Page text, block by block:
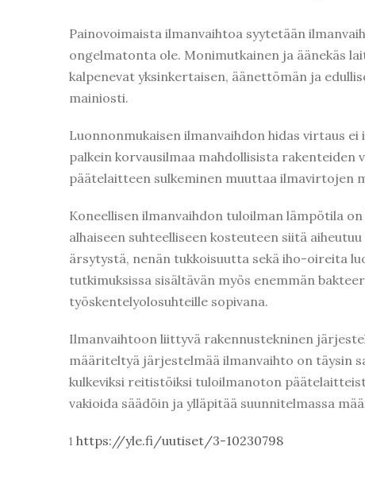
Painovoimaista ilmanvaihtoa syytetään
ongelmatonta ole. Monimutkainen ja äänekäs
kalpenevat yksinkertaisen, äänettömän ja
mainiosti.
Luonnonmukaisen ilmanvaihdon hidas virtaus
palkein korvausilmaa mahdollisista
päätelaitteen sulkeminen muuttaa ilmavirtojen
Koneellisen ilmanvaihdon tuloilman lämpötila
alhaiseen suhteelliseen kosteuteen siitä
ärsytystä, nenän tukkoisuutta sekä iho-oireita
tutkimuksissa sisältävän myös enemmän
työskentelyolosuhteille sopivana.
Ilmanvaihtoon liittyvä rakennustekninen
määriteltyä järjestelmää ilmanvaihto on täysin
kulkeviksi reitistöiksi tuloilmanoton
vakioida säädöin ja ylläpitää suunnitelmassa
1 https://yle.fi/uutiset/3-10230798